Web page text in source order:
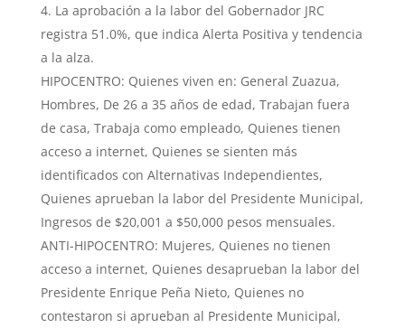
La aprobación a la labor del Gobernador JRC
registra 51.0%, que indica Alerta Positiva y tendencia
a la alza.
HIPOCENTRO: Quienes viven en: General Zuazua,
Hombres, De 26 a 35 años de edad, Trabajan fuera
de casa, Trabaja como empleado, Quienes tienen
acceso a internet, Quienes se sienten más
identificados con Alternativas Independientes,
Quienes aprueban la labor del Presidente Municipal,
Ingresos de $20,001 a $50,000 pesos mensuales.
ANTI-HIPOCENTRO: Mujeres, Quienes no tienen
acceso a internet, Quienes desaprueban la labor del
Presidente Enrique Peña Nieto, Quienes no
contestaron si aprueban al Presidente Municipal,